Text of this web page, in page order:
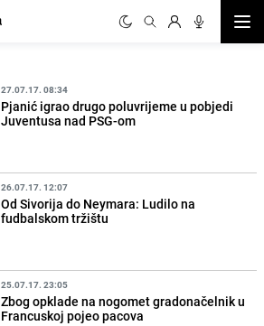
27.07.17. 08:34
Pjanić igrao drugo poluvrijeme u pobjedi
Juventusa nad PSG-om
26.07.17. 12:07
Od Sivorija do Neymara: Ludilo na
fudbalskom tržištu
25.07.17. 23:05
Zbog opklade na nogomet gradonačelnik u
Francuskoj pojeo pacova